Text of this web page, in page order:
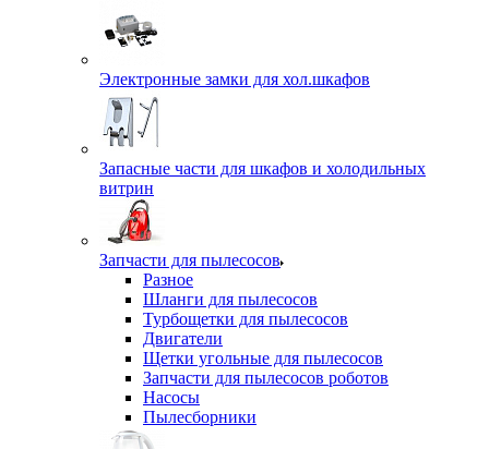
Электронные замки для хол.шкафов
Запасные части для шкафов и холодильных
витрин
Запчасти для пылесосов
Разное
Шланги для пылесосов
Турбощетки для пылесосов
Двигатели
Щетки угольные для пылесосов
Запчасти для пылесосов роботов
Насосы
Пылесборники